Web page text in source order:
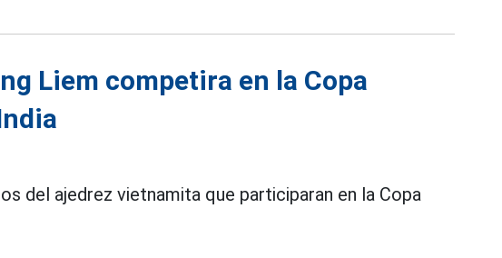
Liem competira en la Copa
del ajedrez vietnamita que participaran en la Copa